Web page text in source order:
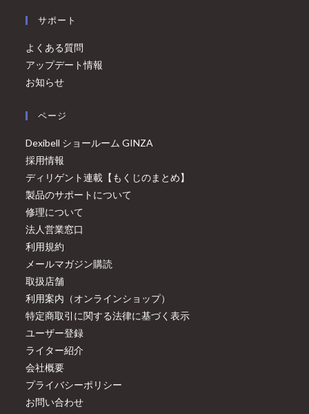
サポート
よくある質問
アップデート情報
お知らせ
ページ
Dexibell ショールーム GINZA
採用情報
ディリゲント連載【もくじのまとめ】
製品のサポートについて
修理について
法人営業窓口
利用規約
メールマガジン購読
取扱店舗
利用案内（オンラインショップ）
特定商取引に関する法律に基づく表示
ユーザー登録
ライター紹介
会社概要
プライバシーポリシー
お問い合わせ